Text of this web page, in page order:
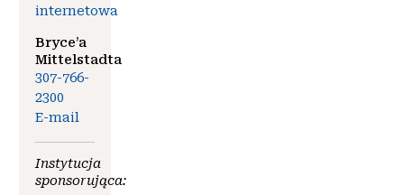
internetowa
Bryce’a
Mittelstadta
307-766-
2300
E-mail
Instytucja
sponsorująca: